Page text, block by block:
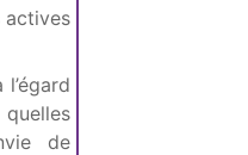
actives
de